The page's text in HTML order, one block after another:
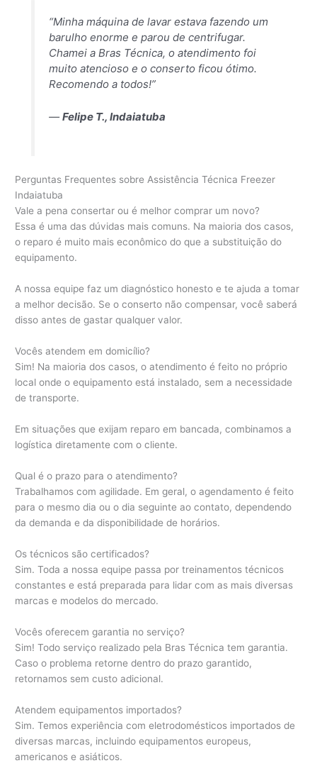
“Minha máquina de lavar estava fazendo um
barulho enorme e parou de centrifugar.
Chamei a Bras Técnica, o atendimento foi
muito atencioso e o conserto ficou ótimo.
Recomendo a todos!”
— Felipe T., Indaiatuba
Perguntas Frequentes sobre Assistência Técnica Freezer
Indaiatuba
Vale a pena consertar ou é melhor comprar um novo?
Essa é uma das dúvidas mais comuns. Na maioria dos casos,
o reparo é muito mais econômico do que a substituição do
equipamento.
A nossa equipe faz um diagnóstico honesto e te ajuda a tomar
a melhor decisão. Se o conserto não compensar, você saberá
disso antes de gastar qualquer valor.
Vocês atendem em domicílio?
Sim! Na maioria dos casos, o atendimento é feito no próprio
local onde o equipamento está instalado, sem a necessidade
de transporte.
Em situações que exijam reparo em bancada, combinamos a
logística diretamente com o cliente.
Qual é o prazo para o atendimento?
Trabalhamos com agilidade. Em geral, o agendamento é feito
para o mesmo dia ou o dia seguinte ao contato, dependendo
da demanda e da disponibilidade de horários.
Os técnicos são certificados?
Sim. Toda a nossa equipe passa por treinamentos técnicos
constantes e está preparada para lidar com as mais diversas
marcas e modelos do mercado.
Vocês oferecem garantia no serviço?
Sim! Todo serviço realizado pela Bras Técnica tem garantia.
Caso o problema retorne dentro do prazo garantido,
retornamos sem custo adicional.
Atendem equipamentos importados?
Sim. Temos experiência com eletrodomésticos importados de
diversas marcas, incluindo equipamentos europeus,
americanos e asiáticos.